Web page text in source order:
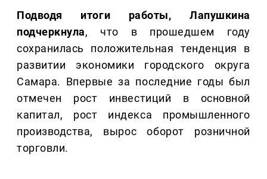
Подводя итоги работы, Лапушкина
подчеркнула, что в прошедшем году
сохранилась положительная тенденция в
развитии экономики городского округа
Самара. Впервые за последние годы был
отмечен рост инвестиций в основной
капитал, рост индекса промышленного
производства, вырос оборот розничной
торговли.